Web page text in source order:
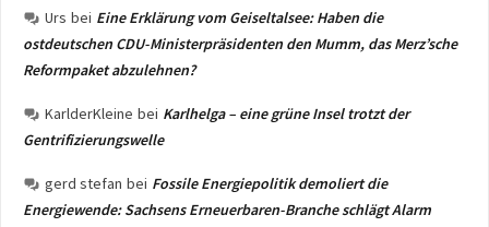
Urs bei Eine Erklärung vom Geiseltalsee: Haben die
ostdeutschen CDU-Ministerpräsidenten den Mumm, das Merz’sche
Reformpaket abzulehnen?
KarlderKleine bei Karlhelga – eine grüne Insel trotzt der
Gentrifizierungswelle
gerd stefan bei Fossile Energiepolitik demoliert die
Energiewende: Sachsens Erneuerbaren-Branche schlägt Alarm